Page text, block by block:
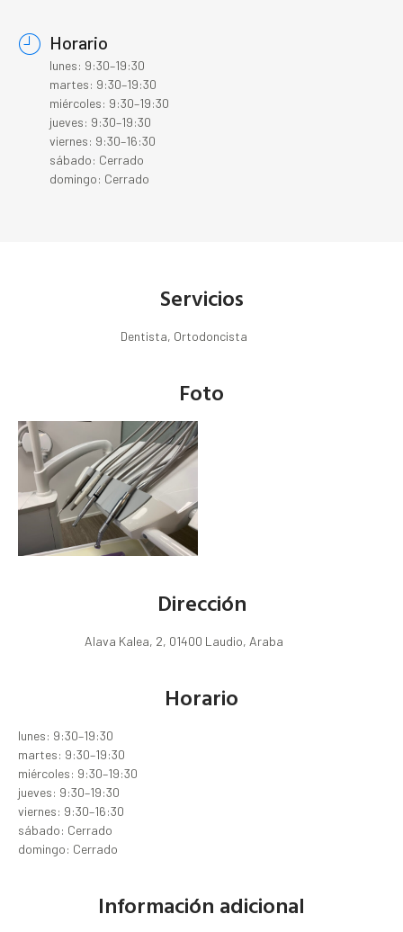
Horario
lunes: 9:30–19:30
martes: 9:30–19:30
miércoles: 9:30–19:30
jueves: 9:30–19:30
viernes: 9:30–16:30
sábado: Cerrado
domingo: Cerrado
Servicios
Dentista, Ortodoncista
Foto
Dirección
Alava Kalea, 2, 01400 Laudio, Araba
Horario
lunes: 9:30–19:30
martes: 9:30–19:30
miércoles: 9:30–19:30
jueves: 9:30–19:30
viernes: 9:30–16:30
sábado: Cerrado
domingo: Cerrado
Información adicional